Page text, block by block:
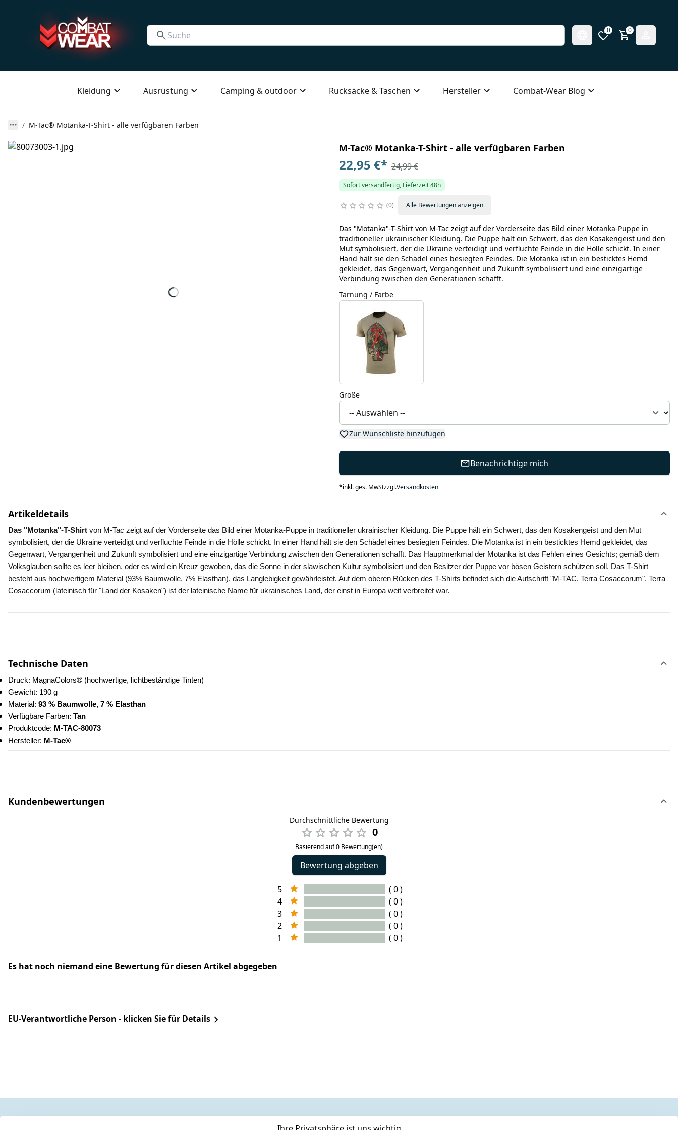
0 0
Kleidung Ausrüstung Camping & outdoor Rucksäcke & Taschen Hersteller Combat-Wear Blog
M-Tac® Motanka-T-Shirt - alle verfügbaren Farben
M-Tac® Motanka-T-Shirt - alle verfügbaren Farben
22,95 €* 24,99 €
Sofort versandfertig, Lieferzeit 48h
0 Alle Bewertungen anzeigen
Das "Motanka"-T-Shirt von M-Tac zeigt auf der Vorderseite das Bild einer Motanka-Puppe in
traditioneller ukrainischer Kleidung. Die Puppe hält ein Schwert, das den Kosakengeist und den
Mut symbolisiert, der die Ukraine verteidigt und verfluchte Feinde in die Hölle schickt. In einer
Hand hält sie den Schädel eines besiegten Feindes. Die Motanka ist in ein besticktes Hemd
gekleidet, das Gegenwart, Vergangenheit und Zukunft symbolisiert und eine einzigartige
Verbindung zwischen den Generationen schafft.
Tarnung / Farbe
Größe
Zur Wunschliste hinzufügen
Benachrichtige mich
*inkl. ges. MwStzzgl.Versandkosten
Artikeldetails
Das "Motanka"-T-Shirt von M-Tac zeigt auf der Vorderseite das Bild einer Motanka-Puppe in traditioneller ukrainischer Kleidung. Die Puppe hält ein Schwert, das den Kosakengeist und den Mut
symbolisiert, der die Ukraine verteidigt und verfluchte Feinde in die Hölle schickt. In einer Hand hält sie den Schädel eines besiegten Feindes. Die Motanka ist in ein besticktes Hemd gekleidet, das
Gegenwart, Vergangenheit und Zukunft symbolisiert und eine einzigartige Verbindung zwischen den Generationen schafft. Das Hauptmerkmal der Motanka ist das Fehlen eines Gesichts; gemäß dem
Volksglauben sollte es leer bleiben, oder es wird ein Kreuz gewoben, das die Sonne in der slawischen Kultur symbolisiert und den Besitzer der Puppe vor bösen Geistern schützen soll. Das T-Shirt
besteht aus hochwertigem Material (93% Baumwolle, 7% Elasthan), das Langlebigkeit gewährleistet. Auf dem oberen Rücken des T-Shirts befindet sich die Aufschrift "M-TAC. Terra Cosaccorum". Terra
Cosaccorum (lateinisch für "Land der Kosaken") ist der lateinische Name für ukrainisches Land, der einst in Europa weit verbreitet war.
Technische Daten
Druck: MagnaColors® (hochwertige, lichtbeständige Tinten)
Gewicht: 190 g
Material: 93 % Baumwolle, 7 % Elasthan
Verfügbare Farben: Tan
Produktcode: M-TAC-80073
Hersteller: M-Tac®
Kundenbewertungen
Durchschnittliche Bewertung
0
Basierend auf 0 Bewertung(en)
Bewertung abgeben
5
( 0 )
4
( 0 )
3
( 0 )
2
( 0 )
1
( 0 )
Es hat noch niemand eine Bewertung für diesen Artikel abgegeben
EU-Verantwortliche Person - klicken Sie für Details